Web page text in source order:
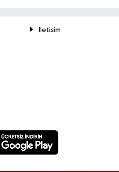
İletisim